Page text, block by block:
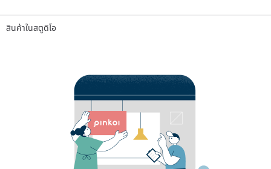
สินค้าในสตูดิโอ